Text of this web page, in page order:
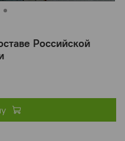
Российской